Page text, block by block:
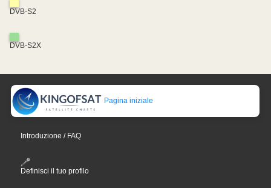
DVB-S2
DVB-S2X
Pagina iniziale
Introduzione / FAQ
Definisci il tuo profilo